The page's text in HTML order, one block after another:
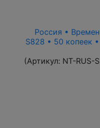
Россия •
S828 • 50 копеек
(Артикул: NT-RUS-